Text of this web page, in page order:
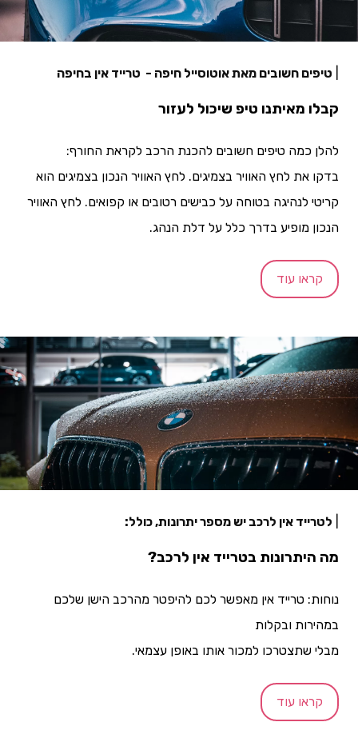
טיפים חשובים מאת אוטוסייל חיפה - טרייד אין בחיפה
קבלו מאיתנו טיפ שיכול לעזור
הנכון מופיע בדרך כלל על דלת הנהג.
קראו עוד
לטרייד אין לרכב יש מספר יתרונות, כולל:
מה היתרונות בטרייד אין לרכב?
מבלי שתצטרכו למכור אותו באופן עצמאי.
קראו עוד